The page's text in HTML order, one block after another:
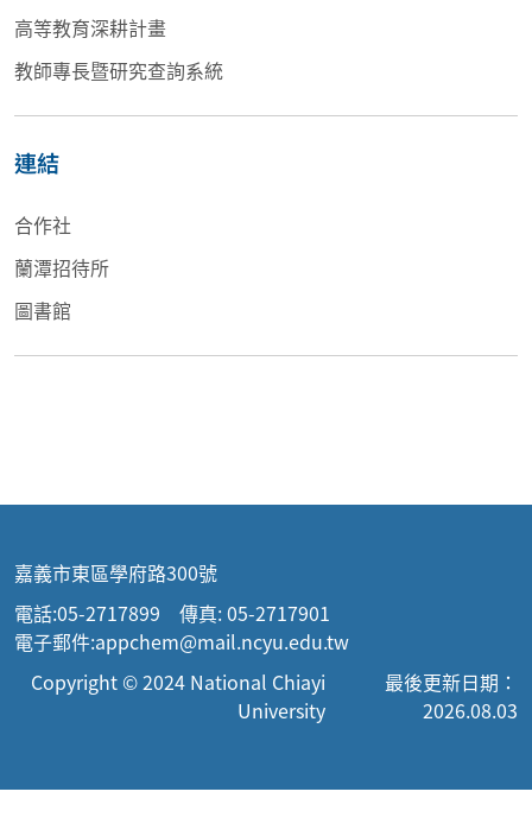
高等教育深耕計畫
教師專長暨研究查詢系統
連結
合作社
蘭潭招待所
圖書館
嘉義市東區學府路300號
電話:05-2717899 傳真: 05-2717901
電子郵件:appchem@mail.ncyu.edu.tw
Copyright © 2024 National Chiayi
University
最後更新日期：
2026.08.03